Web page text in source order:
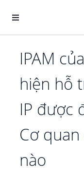
IPAM
hiện hỗ
IP được
Cơ
nào